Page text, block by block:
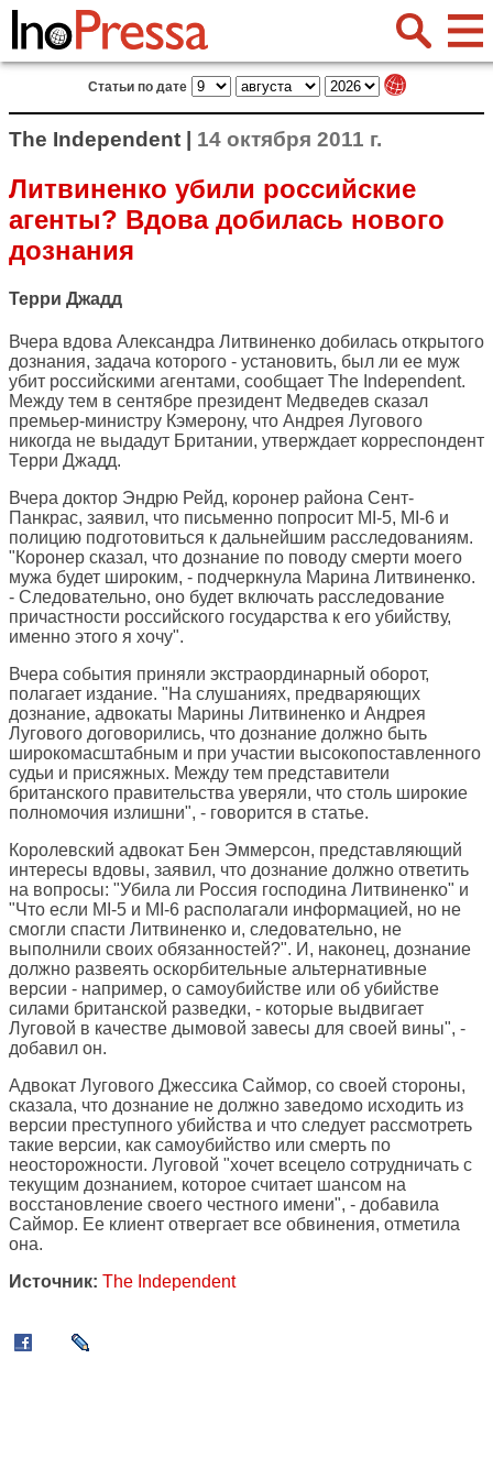
Статьи по дате
The Independent | 14 октября 2011 г.
Литвиненко убили российские
агенты? Вдова добилась нового
дознания
Терри Джадд
Вчера вдова Александра Литвиненко добилась открытого
дознания, задача которого - установить, был ли ее муж
убит российскими агентами, сообщает The Independent.
Между тем в сентябре президент Медведев сказал
премьер-министру Кэмерону, что Андрея Лугового
никогда не выдадут Британии, утверждает корреспондент
Терри Джадд.
Вчера доктор Эндрю Рейд, коронер района Сент-
Панкрас, заявил, что письменно попросит MI-5, MI-6 и
полицию подготовиться к дальнейшим расследованиям.
"Коронер сказал, что дознание по поводу смерти моего
мужа будет широким, - подчеркнула Марина Литвиненко.
- Следовательно, оно будет включать расследование
причастности российского государства к его убийству,
именно этого я хочу".
Вчера события приняли экстраординарный оборот,
полагает издание. "На слушаниях, предваряющих
дознание, адвокаты Марины Литвиненко и Андрея
Лугового договорились, что дознание должно быть
широкомасштабным и при участии высокопоставленного
судьи и присяжных. Между тем представители
британского правительства уверяли, что столь широкие
полномочия излишни", - говорится в статье.
Королевский адвокат Бен Эммерсон, представляющий
интересы вдовы, заявил, что дознание должно ответить
на вопросы: "Убила ли Россия господина Литвиненко" и
"Что если MI-5 и MI-6 располагали информацией, но не
смогли спасти Литвиненко и, следовательно, не
выполнили своих обязанностей?". И, наконец, дознание
должно развеять оскорбительные альтернативные
версии - например, о самоубийстве или об убийстве
силами британской разведки, - которые выдвигает
Луговой в качестве дымовой завесы для своей вины", -
добавил он.
Адвокат Лугового Джессика Саймор, со своей стороны,
сказала, что дознание не должно заведомо исходить из
версии преступного убийства и что следует рассмотреть
такие версии, как самоубийство или смерть по
неосторожности. Луговой "хочет всецело сотрудничать с
текущим дознанием, которое считает шансом на
восстановление своего честного имени", - добавила
Саймор. Ее клиент отвергает все обвинения, отметила
она.
Источник: The Independent